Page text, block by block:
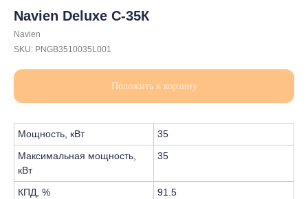
Navien Deluxe C-35К
Navien
SKU: PNGB3510035L001
Положить к корзину
Мощность, кВт
35
Максимальная мощность,
кВт
35
КПД, %
91.5